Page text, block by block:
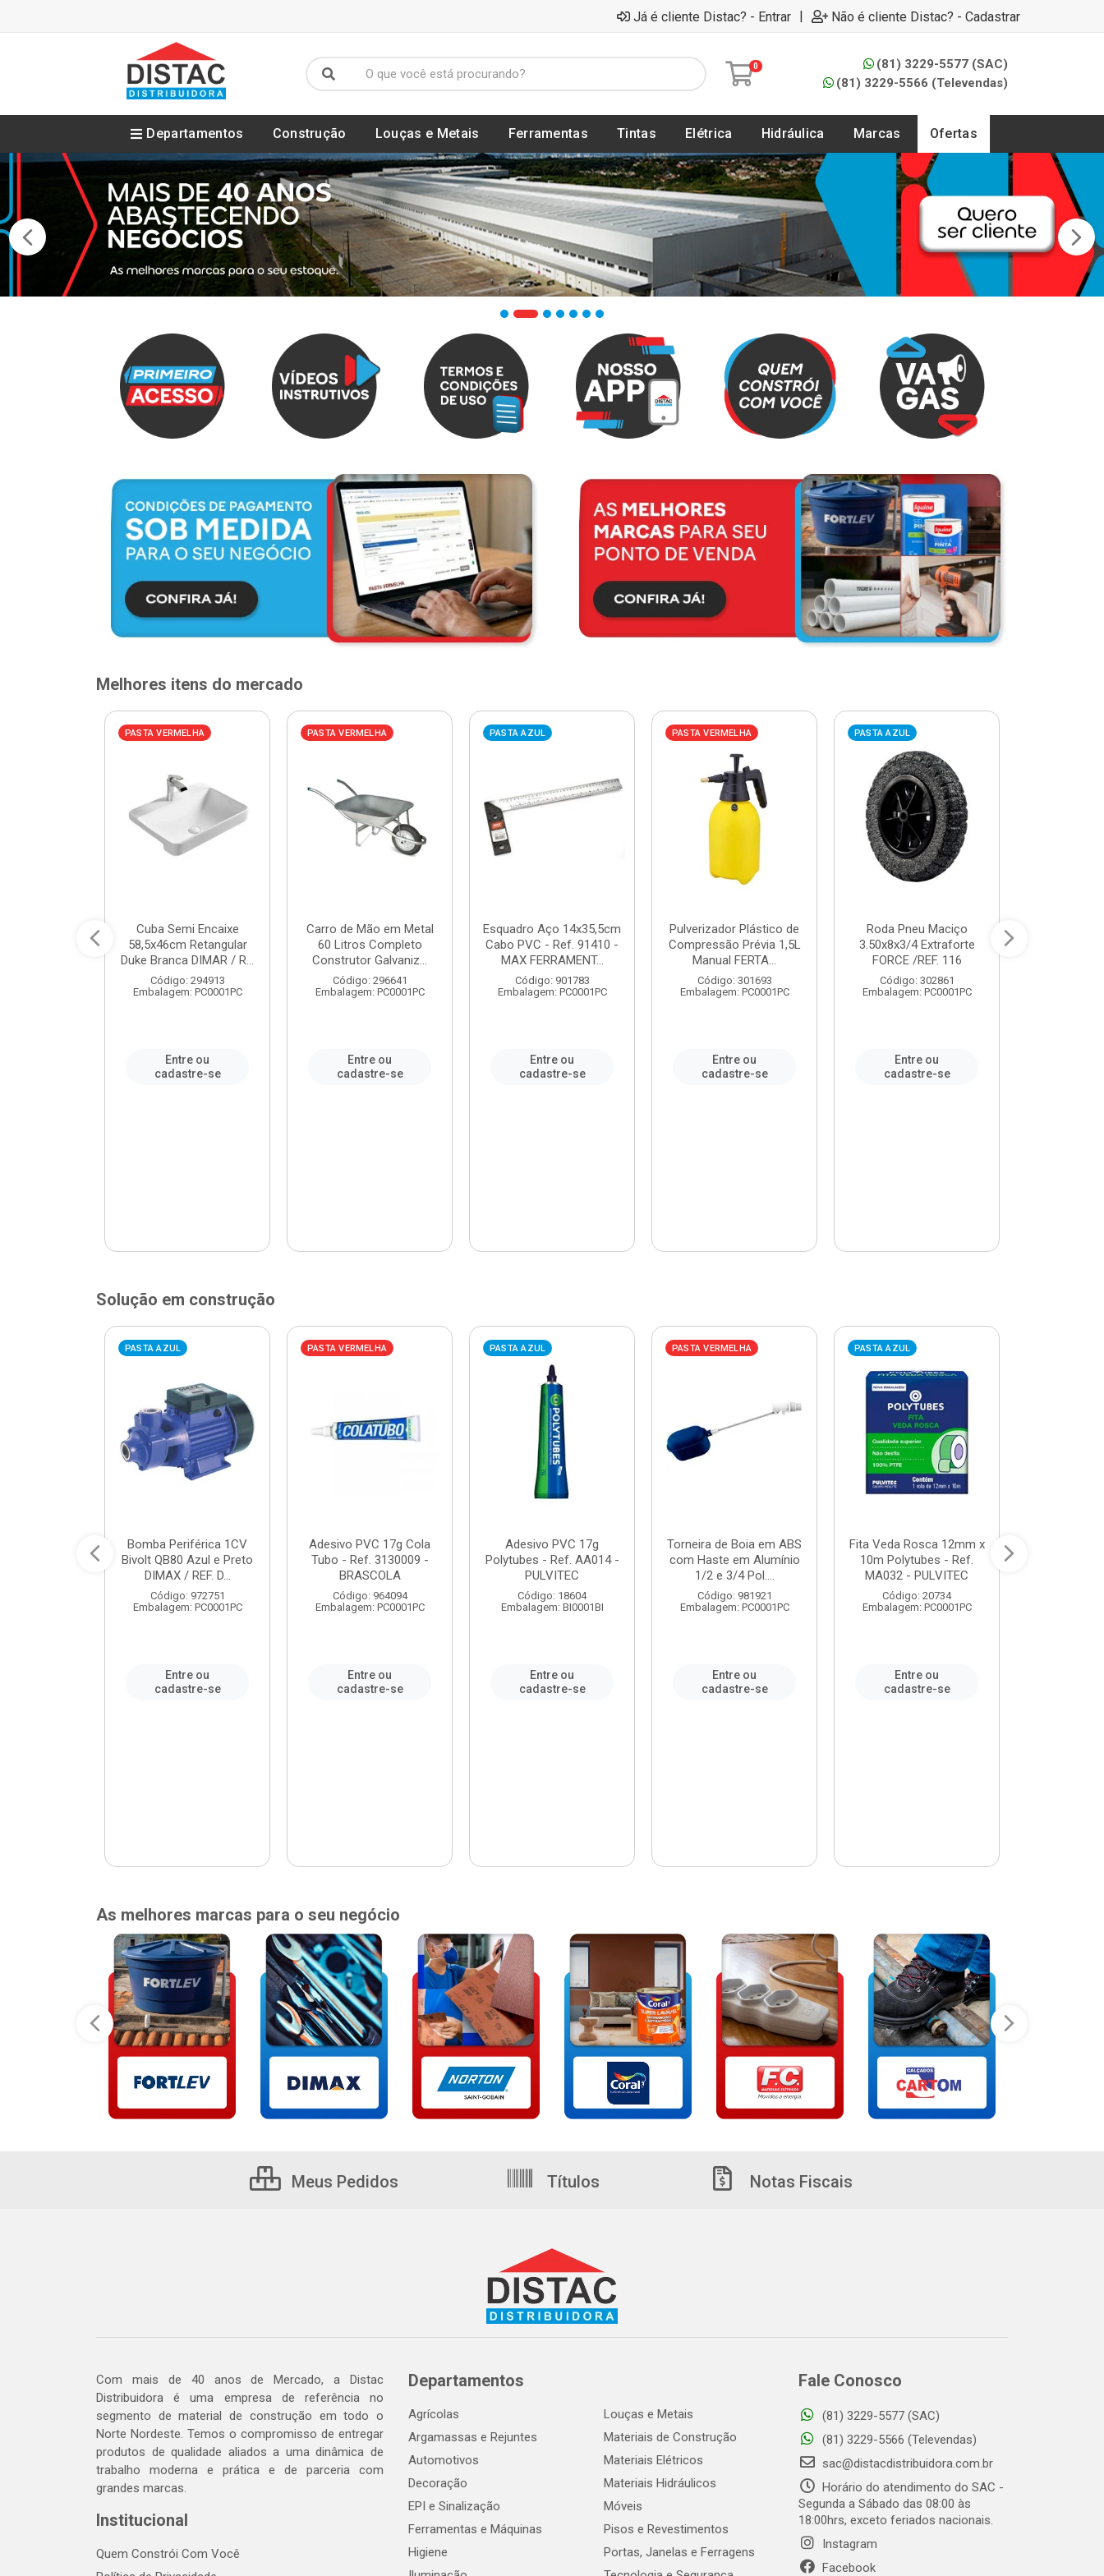
Já é cliente Distac? - Entrar | Não é cliente Distac? - Cadastrar
0
(81) 3229-5577 (SAC)
(81) 3229-5566 (Televendas)
Departamentos Construção Louças e Metais Ferramentas Tintas Elétrica Hidráulica Marcas Ofertas
Melhores itens do mercado
PASTA VERMELHA
Cuba Semi Encaixe
58,5x46cm Retangular
Duke Branca DIMAR / R...
Código: 294913
Embalagem: PC0001PC
Entre ou
cadastre-se
PASTA VERMELHA
Carro de Mão em Metal
60 Litros Completo
Construtor Galvaniz...
Código: 296641
Embalagem: PC0001PC
Entre ou
cadastre-se
PASTA AZUL
Esquadro Aço 14x35,5cm
Cabo PVC - Ref. 91410 -
MAX FERRAMENT...
Código: 901783
Embalagem: PC0001PC
Entre ou
cadastre-se
PASTA VERMELHA
Pulverizador Plástico de
Compressão Prévia 1,5L
Manual FERTA...
Código: 301693
Embalagem: PC0001PC
Entre ou
cadastre-se
PASTA AZUL
Roda Pneu Maciço
3.50x8x3/4 Extraforte
FORCE /REF. 116
Código: 302861
Embalagem: PC0001PC
Entre ou
cadastre-se
Solução em construção
PASTA AZUL
Bomba Periférica 1CV
Bivolt QB80 Azul e Preto
DIMAX / REF. D...
Código: 972751
Embalagem: PC0001PC
Entre ou
cadastre-se
PASTA VERMELHA
Adesivo PVC 17g Cola
Tubo - Ref. 3130009 -
BRASCOLA
Código: 964094
Embalagem: PC0001PC
Entre ou
cadastre-se
PASTA AZUL
Adesivo PVC 17g
Polytubes - Ref. AA014 -
PULVITEC
Código: 18604
Embalagem: BI0001BI
Entre ou
cadastre-se
PASTA VERMELHA
Torneira de Boia em ABS
com Haste em Alumínio
1/2 e 3/4 Pol....
Código: 981921
Embalagem: PC0001PC
Entre ou
cadastre-se
PASTA AZUL
Fita Veda Rosca 12mm x
10m Polytubes - Ref.
MA032 - PULVITEC
Código: 20734
Embalagem: PC0001PC
Entre ou
cadastre-se
As melhores marcas para o seu negócio
Meus Pedidos Títulos Notas Fiscais
Com mais de 40 anos de Mercado, a Distac
Distribuidora é uma empresa de referência no
segmento de material de construção em todo o
Norte Nordeste. Temos o compromisso de entregar
produtos de qualidade aliados a uma dinâmica de
trabalho moderna e prática e de parceria com
grandes marcas.
Institucional
Quem Constrói Com Você
Departamentos
Agrícolas
Argamassas e Rejuntes
Automotivos
Decoração
EPI e Sinalização
Ferramentas e Máquinas
Higiene
Louças e Metais
Materiais de Construção
Materiais Elétricos
Materiais Hidráulicos
Móveis
Pisos e Revestimentos
Portas, Janelas e Ferragens
Fale Conosco
(81) 3229-5577 (SAC)
(81) 3229-5566 (Televendas)
sac@distacdistribuidora.com.br
Horário do atendimento do SAC -
Segunda a Sábado das 08:00 às
18:00hrs, exceto feriados nacionais.
Instagram
Facebook